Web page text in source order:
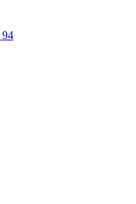
94